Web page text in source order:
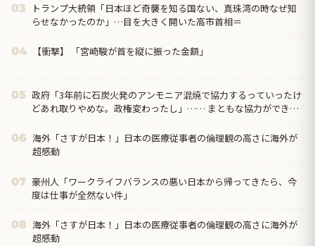
03
トランプ大統領「日本ほど奇襲を知る国ない、真珠湾の時なぜ知
らせなかったのか」…目を大きく開いた高市首相＝
04 【衝撃】 「宮崎駿が首を縦に振った金額」
05 政府「3年前に石炭火発のアンモニア混焼で協力するっていったけ
どあれ取りやめな。政権変わったし」…… まともな協力ができな
06 海外「さすが日本！」日本の医療従事者の倫理観の高さに海外が
超感動
07 豪州人「ワークライフバランスの悪い日本から帰ってきたら、今
度は仕事が全然ない件」
08 海外「さすが日本！」日本の医療従事者の倫理観の高さに海外が
超感動